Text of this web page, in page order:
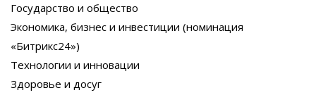
Государство и общество
Экономика, бизнес и инвестиции (номинация
«Битрикс24»)
Технологии и инновации
Здоровье и досуг